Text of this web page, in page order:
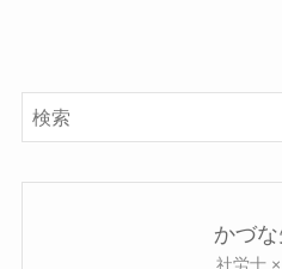
かづ
社労士